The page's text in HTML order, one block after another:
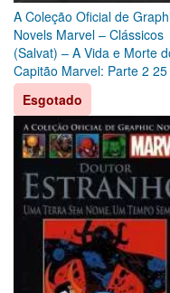
A Coleção Oficial de
Novels Marvel – Clássicos
(Salvat) – A Vida e Morte
Capitão Marvel: Parte 2 25
Esgotado